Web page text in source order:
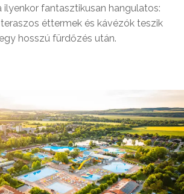
ilyenkor fantasztikusan hangulatos:
éttermek és kávézók teszik
hosszú fürdőzés után.